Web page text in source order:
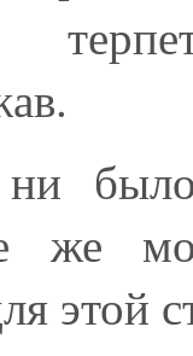
же
этой